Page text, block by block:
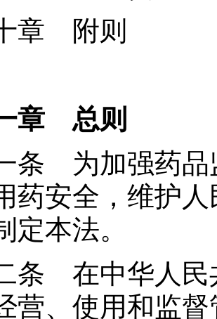
附则
章 总则
为加强药品监
药安全，维护
定本法。
在中华人民共
营、使用和监